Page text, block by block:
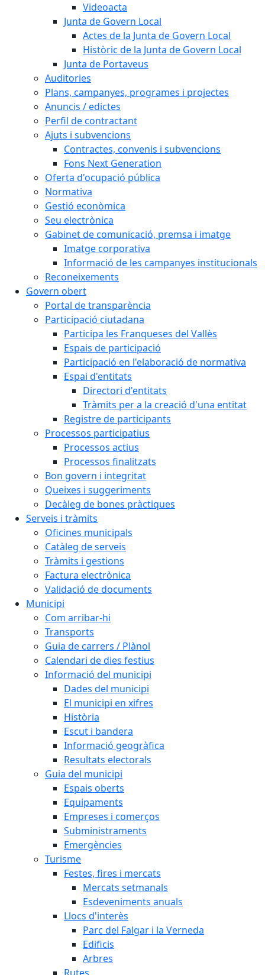
Videoacta
Junta de Govern Local
Actes de la Junta de Govern Local
Històric de la Junta de Govern Local
Junta de Portaveus
Auditories
Plans, campanyes, programes i projectes
Anuncis / edictes
Perfil de contractant
Ajuts i subvencions
Contractes, convenis i subvencions
Fons Next Generation
Oferta d'ocupació pública
Normativa
Gestió econòmica
Seu electrònica
Gabinet de comunicació, premsa i imatge
Imatge corporativa
Informació de les campanyes institucionals
Reconeixements
Govern obert
Portal de transparència
Participació ciutadana
Participa les Franqueses del Vallès
Espais de participació
Participació en l'elaboració de normativa
Espai d'entitats
Directori d'entitats
Tràmits per a la creació d'una entitat
Registre de participants
Processos participatius
Processos actius
Processos finalitzats
Bon govern i integritat
Queixes i suggeriments
Decàleg de bones pràctiques
Serveis i tràmits
Oficines municipals
Catàleg de serveis
Tràmits i gestions
Factura electrònica
Validació de documents
Municipi
Com arribar-hi
Transports
Guia de carrers / Plànol
Calendari de dies festius
Informació del municipi
Dades del municipi
El municipi en xifres
Història
Escut i bandera
Informació geogràfica
Resultats electorals
Guia del municipi
Espais oberts
Equipaments
Empreses i comerços
Subministraments
Emergències
Turisme
Festes, fires i mercats
Mercats setmanals
Esdeveniments anuals
Llocs d'interès
Parc del Falgar i la Verneda
Edificis
Arbres